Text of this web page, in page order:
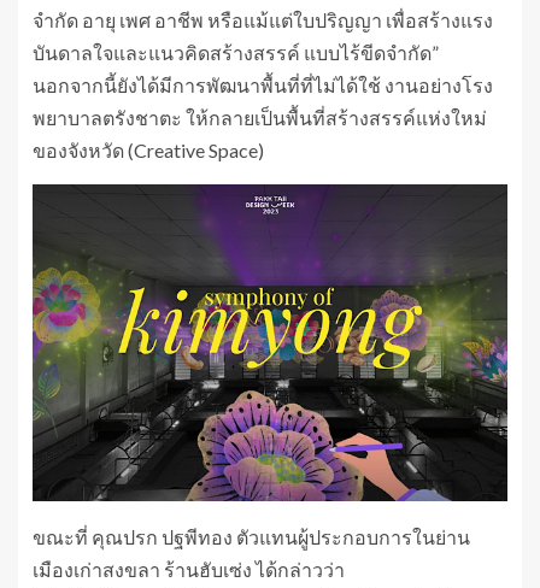
จำกัด อายุ เพศ อาชีพ หรือแม้แต่ใบปริญญา เพื่อสร้างแรง
บันดาลใจและแนวคิดสร้างสรรค์ แบบไร้ขีดจำกัด”
นอกจากนี้ยังได้มีการพัฒนาพื้นที่ที่ไม่ได้ใช้ งานอย่างโรง
พยาบาลตรังชาตะ ให้กลายเป็นพื้นที่สร้างสรรค์แห่งใหม่
ของจังหวัด (Creative Space)
ขณะที่ คุณปรก ปฐพีทอง ตัวแทนผู้ประกอบการในย่าน
เมืองเก่าสงขลา ร้านฮับเซ่ง ได้กล่าวว่า